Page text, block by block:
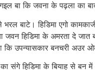
बा कि जवना के पढ़ला का
हिडिमा एगो
हिडिमा के अमरता दे
कि उपन्यासकार बनचरी
हिडिमा के बियाह से